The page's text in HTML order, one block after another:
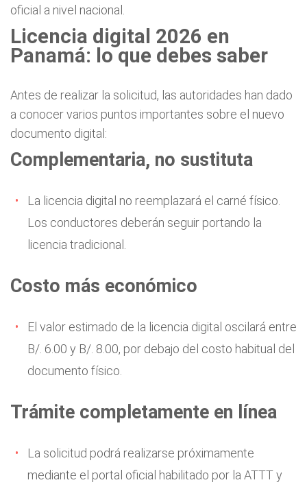
oficial a nivel nacional.
Licencia digital 2026 en
Panamá: lo que debes saber
Antes de realizar la solicitud, las autoridades han dado
a conocer varios puntos importantes sobre el nuevo
documento digital:
Complementaria, no sustituta
La licencia digital no reemplazará el carné físico.
Los conductores deberán seguir portando la
licencia tradicional.
Costo más económico
El valor estimado de la licencia digital oscilará entre
B/. 6.00 y B/. 8.00, por debajo del costo habitual del
documento físico.
Trámite completamente en línea
La solicitud podrá realizarse próximamente
mediante el portal oficial habilitado por la ATTT y